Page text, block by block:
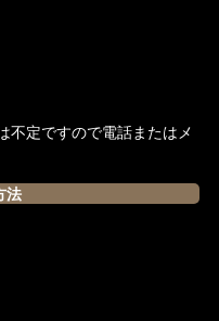
不定ですので電話またはメ
法